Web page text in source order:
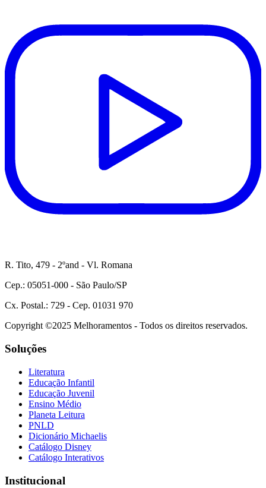
R. Tito, 479 - 2ºand - Vl. Romana
Cep.: 05051-000 - São Paulo/SP
Cx. Postal.: 729 - Cep. 01031 970
Copyright ©2025 Melhoramentos - Todos os direitos reservados.
Soluções
Literatura
Educação Infantil
Educação Juvenil
Ensino Médio
Planeta Leitura
PNLD
Dicionário Michaelis
Catálogo Disney
Catálogo Interativos
Institucional